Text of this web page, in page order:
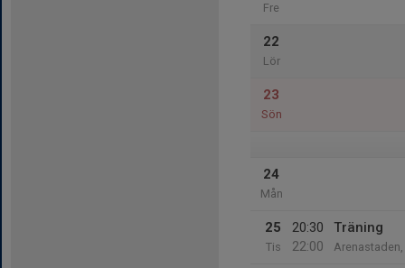
Fre
22
Lör
23
Sön
24
Mån
25
Tis
20:30
22:00
Träning